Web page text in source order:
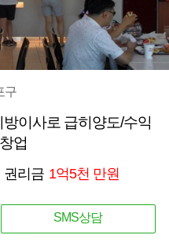
구
이사로 급히양도/수익
업
권리금 1억5천 만원
SMS상담